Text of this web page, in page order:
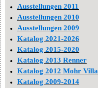
Ausstellungen 2011
Ausstellungen 2010
Ausstellungen 2009
Katalog 2021-2026
Katalog 2015-2020
Katalog 2013 Renner
Katalog 2012 Mohr Villa
Katalog 2009-2014